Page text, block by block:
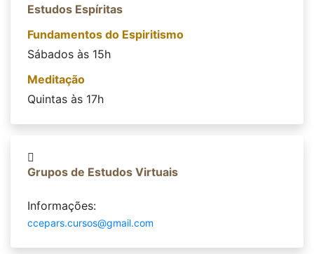
Estudos Espíritas
Fundamentos do Espiritismo
Sábados às 15h
Meditação
Quintas às 17h
Grupos de Estudos Virtuais
Informações:
ccepars.cursos@gmail.com